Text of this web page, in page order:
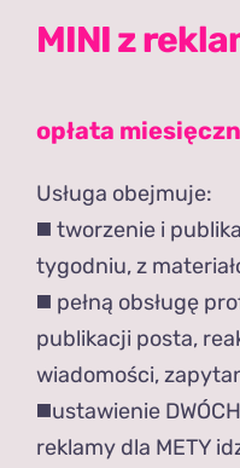
MINI z
opłata
Usługa obejmuje:
◼️ tworzenie i
tygodniu, z
◼️ pełną obsługę
publikacji posta,
wiadomości,
◼️ustawienie
reklamy dla METY